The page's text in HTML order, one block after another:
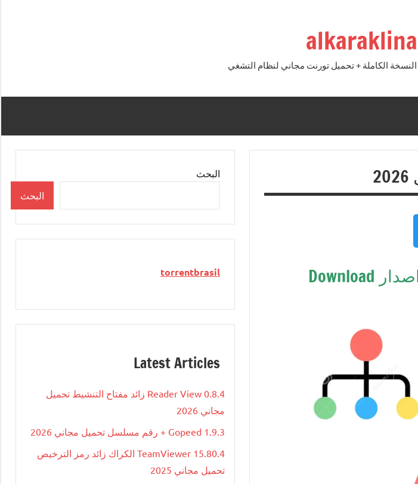
البحث
البحث
torrentbrasil
Latest Articles
Reader View 0.8.4 زائد مفتاح التنشيط تحميل
مجاني 2026
Gopeed 1.9.3 + رقم مسلسل تحميل مجاني 2026
TeamViewer 15.80.4 الكراك زائد رمز الترخيص
تحميل مجاني 2025